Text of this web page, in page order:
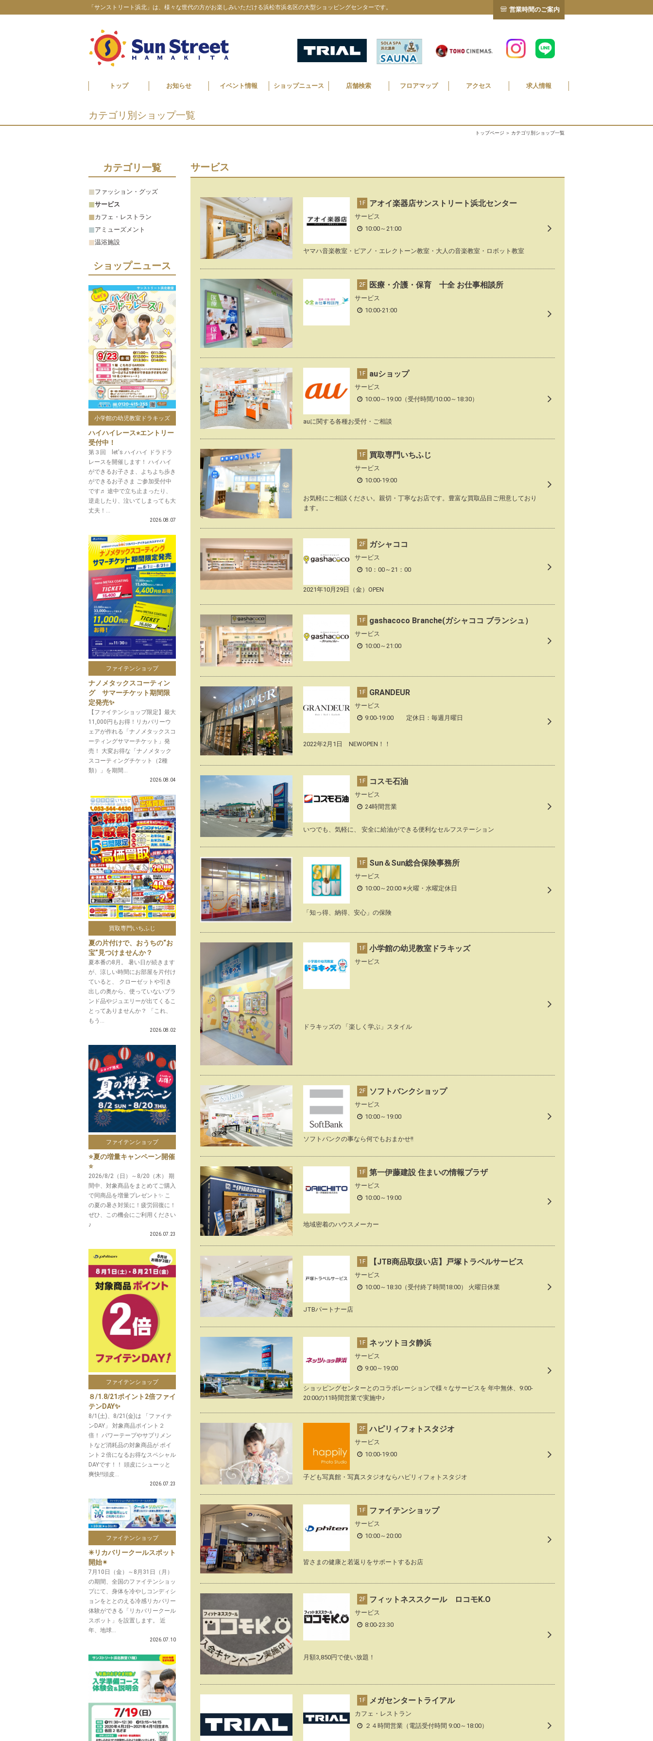
「サンストリート浜北」は、様々な世代の方がお楽しみいただける浜松市浜名区の大型ショッピングセンターです。 営業時間のご案内
トップ お知らせ イベント情報 ショップニュース 店舗検索 フロアマップ アクセス 求人情報
カテゴリ別ショップ一覧
トップページ ＞ カテゴリ別ショップ一覧
カテゴリ一覧
ファッション・グッズ
サービス
カフェ・レストラン
アミューズメント
温浴施設
ショップニュース
小学館の幼児教室ドラキッズ
ハイハイレース⭐︎エントリー
受付中！
第３回 let's ハイハイ ドラドラ
レースを開催します！ ハイハイ
ができるお子さま、よちよち歩き
ができるお子さま ご参加受付中
です♬ 途中で立ち止まったり、
逆走したり、泣いてしまっても大
丈夫！...
2026.08.07
ファイテンショップ
ナノメタックスコーティン
グ サマーチケット期間限
定発売✨
【ファイテンショップ限定】最大
11,000円もお得！リカバリーウ
ェアが作れる「ナノメタックスコ
ーティングサマーチケット」発
売！ 大変お得な「ナノメタック
スコーティングチケット（2種
類）」を期間...
2026.08.04
買取専門いちふじ
夏の片付けで、おうちの“お
宝”見つけませんか？
夏本番の8月。 暑い日が続きます
が、涼しい時間にお部屋を片付け
ていると、 クローゼットや引き
出しの奥から、使っていないブラ
ンド品やジュエリーが出てくるこ
とってありませんか？ 「これ、
もう...
2026.08.02
ファイテンショップ
⭐️夏の増量キャンペーン開催
⭐️
2026/8/2（日）～8/20（木） 期
間中、対象商品をまとめてご購入
で同商品を増量プレゼント✨ こ
の夏の暑さ対策に！疲労回復に！
ぜひ、この機会にご利用ください
♪
2026.07.23
ファイテンショップ
８/1.8/21ポイント2倍ファイ
テンDAY✨
8/1(土)、8/21(金)は 「ファイテ
ンDAY」 対象商品ポイント２
倍！ パワーテープやサプリメン
トなど消耗品の対象商品が ポイ
ント２倍になるお得なスペシャル
DAYです！！ 頭皮にシューッと
爽快‼️頭皮...
2026.07.23
ファイテンショップ
✳︎リカバリークールスポット
開始✴︎
7月10日（金）～8月31日（月）
の期間、全国のファイテンショッ
プにて、身体を冷やしコンディシ
ョンをととのえる冷感リカバリー
体験ができる「リカバリークール
スポット」を設置します。 近
年、地球...
2026.07.10
サービス
1F アオイ楽器店サンストリート浜北センター
サービス
10:00～21:00
ヤマハ音楽教室・ピアノ・エレクトーン教室・大人の音楽教室・ロボット教室
2F 医療・介護・保育 十全 お仕事相談所
サービス
10:00-21:00
1F auショップ
サービス
10:00～19:00（受付時間/10:00～18:30）
auに関する各種お受付・ご相談
1F 買取専門いちふじ
サービス
10:00-19:00
お気軽にご相談ください。親切・丁寧なお店です。豊富な買取品目ご用意しており
ます。
2F ガシャココ
サービス
10：00～21：00
2021年10月29日（金）OPEN
1F gashacoco Branche(ガシャココ ブランシュ）
サービス
10:00～21:00
1F GRANDEUR
サービス
9:00-19:00 定休日：毎週月曜日
2022年2月1日 NEWOPEN！！
1F コスモ石油
サービス
24時間営業
いつでも、気軽に、 安全に給油ができる便利なセルフステーション
1F Sun＆Sun総合保険事務所
サービス
10:00～20:00 ※火曜・水曜定休日
「知っ得、納得、安心」の保険
1F 小学館の幼児教室ドラキッズ
サービス
ドラキッズの 「楽しく学ぶ」スタイル
2F ソフトバンクショップ
サービス
10:00～19:00
ソフトバンクの事なら何でもおまかせ!!
1F 第一伊藤建設 住まいの情報プラザ
サービス
10:00～19:00
地域密着のハウスメーカー
1F 【JTB商品取扱い店】戸塚トラベルサービス
サービス
10:00～18:30（受付終了時間18:00） 火曜日休業
JTBパートナー店
1F ネッツトヨタ静浜
サービス
9:00～19:00
ショッピングセンターとのコラボレーションで様々なサービスを 年中無休、9:00-
20:00の11時間営業で実施中♪
2F ハピリィフォトスタジオ
サービス
10:00-19:00
子ども写真館・写真スタジオならハピリィフォトスタジオ
1F ファイテンショップ
サービス
10:00～20:00
皆さまの健康と若返りをサポートするお店
2F フィットネススクール ロコモK.O
サービス
8:00-23:30
月額3,850円で使い放題！
1F メガセンタートライアル
カフェ・レストラン
２４時間営業（電話受付時間 9:00～18:00）